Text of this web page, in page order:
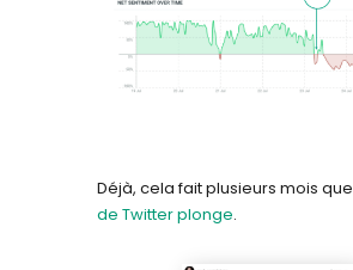
Déjà, cela fait plusieurs mois que
de Twitter plonge.